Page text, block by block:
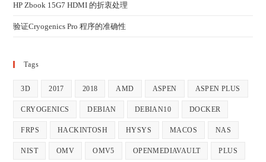
HP Zbook 15G7 HDMI 的折衷处理
验证Cryogenics Pro 程序的准确性
Tags
3D 2017 2018 AMD ASPEN ASPEN PLUS
CRYOGENICS DEBIAN DEBIAN10 DOCKER
FRPS HACKINTOSH HYSYS MACOS NAS
NIST OMV OMV5 OPENMEDIAVAULT PLUS